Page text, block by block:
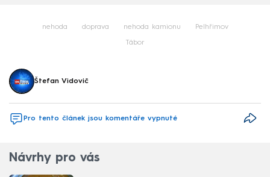
nehoda doprava nehoda kamionu Pelhřimov
Tábor
Štefan Vidovič
Pro tento článek jsou komentáře vypnuté
Návrhy pro vás